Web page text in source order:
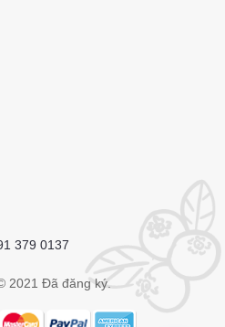
379 0137
2021 Đã đăng ký.